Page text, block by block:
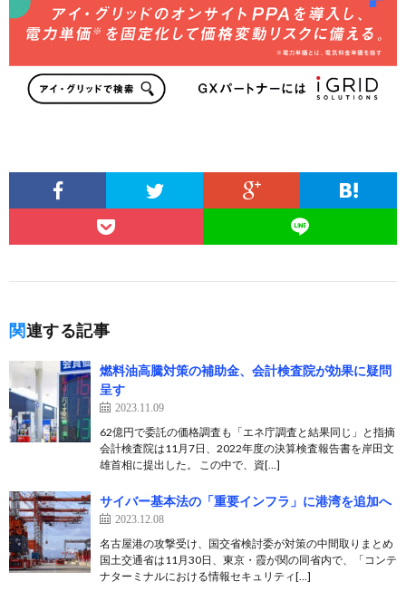
関連する記事
燃料油高騰対策の補助金、会計検査院が効果に疑問
呈す
2023.11.09
62億円で委託の価格調査も「エネ庁調査と結果同じ」と指摘
会計検査院は11月7日、2022年度の決算検査報告書を岸田文
雄首相に提出した。 この中で、資[…]
サイバー基本法の「重要インフラ」に港湾を追加へ
2023.12.08
名古屋港の攻撃受け、国交省検討委が対策の中間取りまとめ
国土交通省は11月30日、東京・霞が関の同省内で、「コンテ
ナターミナルにおける情報セキュリティ[…]